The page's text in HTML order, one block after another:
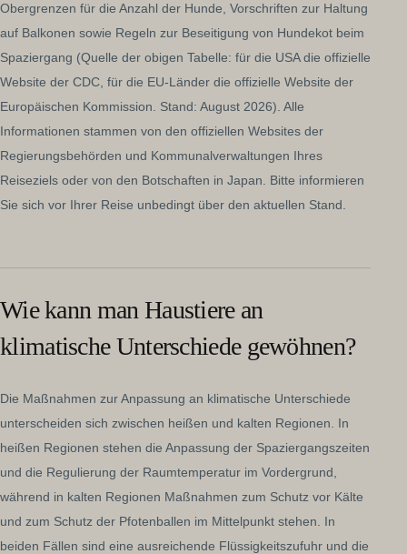
Obergrenzen für die Anzahl der Hunde, Vorschriften zur Haltung
auf Balkonen sowie Regeln zur Beseitigung von Hundekot beim
Spaziergang (Quelle der obigen Tabelle: für die USA die offizielle
Website der CDC, für die EU-Länder die offizielle Website der
Europäischen Kommission. Stand: August 2026). Alle
Informationen stammen von den offiziellen Websites der
Regierungsbehörden und Kommunalverwaltungen Ihres
Reiseziels oder von den Botschaften in Japan. Bitte informieren
Sie sich vor Ihrer Reise unbedingt über den aktuellen Stand.
Wie kann man Haustiere an
klimatische Unterschiede gewöhnen?
Die Maßnahmen zur Anpassung an klimatische Unterschiede
unterscheiden sich zwischen heißen und kalten Regionen. In
heißen Regionen stehen die Anpassung der Spaziergangszeiten
und die Regulierung der Raumtemperatur im Vordergrund,
während in kalten Regionen Maßnahmen zum Schutz vor Kälte
und zum Schutz der Pfotenballen im Mittelpunkt stehen. In
beiden Fällen sind eine ausreichende Flüssigkeitszufuhr und die